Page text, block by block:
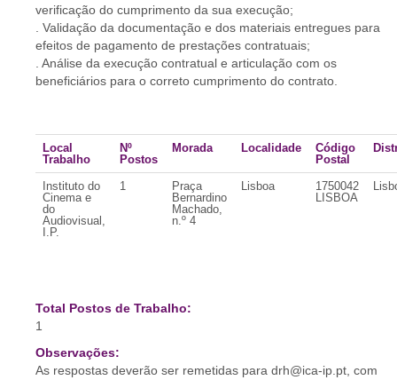
verificação do cumprimento da sua execução;
. Validação da documentação e dos materiais entregues para
efeitos de pagamento de prestações contratuais;
. Análise da execução contratual e articulação com os
beneficiários para o correto cumprimento do contrato.
Local
Trabalho
Nº
Postos
Morada Localidade
Código
Postal
Instituto do
Cinema e
do
Audiovisual,
I.P.
1
Praça
Bernardino
Machado,
n.º 4
Lisboa
1750042
LISBOA
Total Postos de Trabalho:
1
Observações:
As respostas deverão ser remetidas para drh@ica-ip.pt, com